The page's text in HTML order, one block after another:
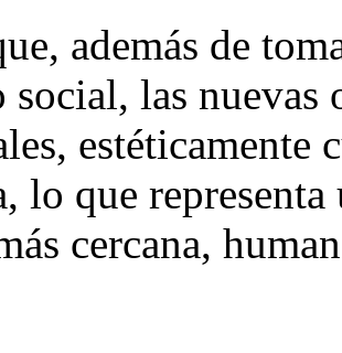
además de
social, las nuevas
estéticamente
lo que
cercana,